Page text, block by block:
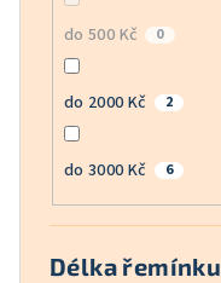
do 500 Kč 0
do 2000 Kč 2
do 3000 Kč 6
Délka řemínku